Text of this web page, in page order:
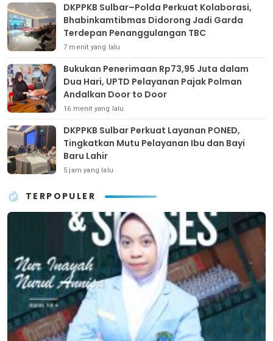
DKPPKB Sulbar–Polda Perkuat Kolaborasi,
Bhabinkamtibmas Didorong Jadi Garda
Terdepan Penanggulangan TBC
7 menit yang lalu
Bukukan Penerimaan Rp73,95 Juta dalam
Dua Hari, UPTD Pelayanan Pajak Polman
Andalkan Door to Door
16 menit yang lalu
DKPPKB Sulbar Perkuat Layanan PONED,
Tingkatkan Mutu Pelayanan Ibu dan Bayi
Baru Lahir
5 jam yang lalu
TERPOPULER